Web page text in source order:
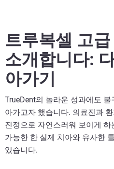
트루복셀 고
소개합니다:
아가기
TrueDent의 놀라운 성과에도
아가고자 했습니다. 의료진과
진정으로 자연스러워 보이게
가능한 한 실제 치아와 유사한
있습니다.